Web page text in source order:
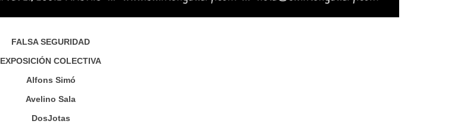
FALSA SEGURIDAD
EXPOSICIÓN COLECTIVA
Alfons Simó
Avelino Sala
DosJotas